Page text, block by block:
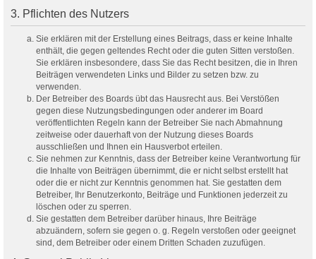
3. Pflichten des Nutzers
Sie erklären mit der Erstellung eines Beitrags, dass er keine Inhalte
enthält, die gegen geltendes Recht oder die guten Sitten verstoßen.
Sie erklären insbesondere, dass Sie das Recht besitzen, die in Ihren
Beiträgen verwendeten Links und Bilder zu setzen bzw. zu
verwenden.
Der Betreiber des Boards übt das Hausrecht aus. Bei Verstößen
gegen diese Nutzungsbedingungen oder anderer im Board
veröffentlichten Regeln kann der Betreiber Sie nach Abmahnung
zeitweise oder dauerhaft von der Nutzung dieses Boards
ausschließen und Ihnen ein Hausverbot erteilen.
Sie nehmen zur Kenntnis, dass der Betreiber keine Verantwortung für
die Inhalte von Beiträgen übernimmt, die er nicht selbst erstellt hat
oder die er nicht zur Kenntnis genommen hat. Sie gestatten dem
Betreiber, Ihr Benutzerkonto, Beiträge und Funktionen jederzeit zu
löschen oder zu sperren.
Sie gestatten dem Betreiber darüber hinaus, Ihre Beiträge
abzuändern, sofern sie gegen o. g. Regeln verstoßen oder geeignet
sind, dem Betreiber oder einem Dritten Schaden zuzufügen.